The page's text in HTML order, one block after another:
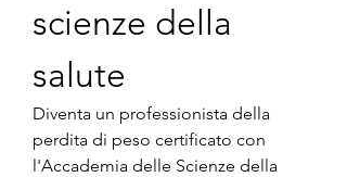
scienze della
salute
Diventa un professionista della
perdita di peso certificato con
l'Accademia delle Scienze della